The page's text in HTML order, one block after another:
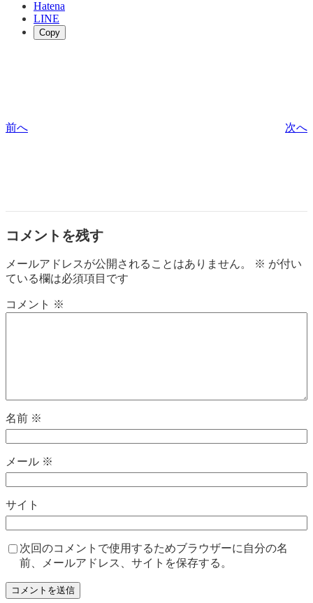
Hatena
LINE
Copy
前へ 次へ
コメントを残す
メールアドレスが公開されることはありません。 ※ が付い
ている欄は必須項目です
コメント ※
名前 ※
メール ※
サイト
次回のコメントで使用するためブラウザーに自分の名
前、メールアドレス、サイトを保存する。